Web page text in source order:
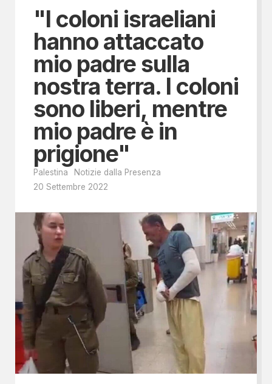
"I coloni israeliani
hanno attaccato
mio padre sulla
nostra terra. I coloni
sono liberi, mentre
mio padre è in
prigione"
Palestina
Notizie dalla Presenza
20 Settembre 2022